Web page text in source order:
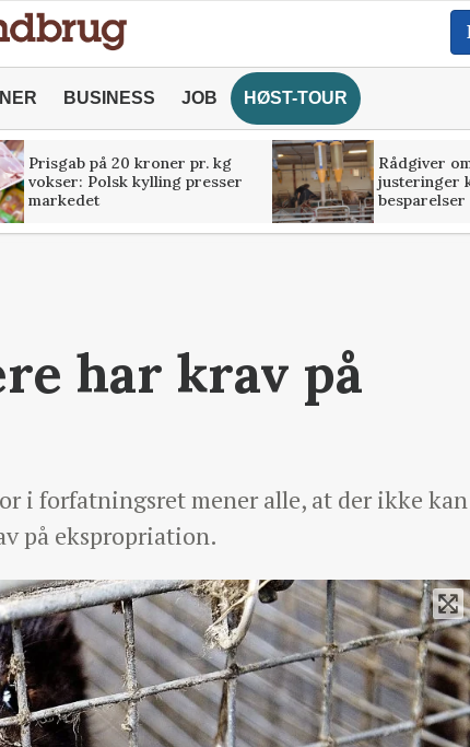
BUSINESS JOB HØST-TOUR
Prisgab på 20 kroner pr. kg
vokser: Polsk kylling presser
markedet
Rådgiver
justeringer
besparelser
har krav på
i forfatningsret mener alle, at der ikke kan
på ekspropriation.